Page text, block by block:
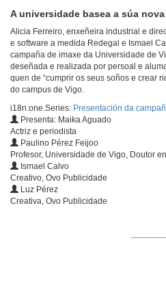
A universidade basea a súa
Alicia Ferreiro, enxeñeira industrial e
e software a medida Redegal e Ismael
campaña de imaxe da Universidade de
deseñada e realizada por persoal e
quen de “cumprir os seus soños e crear
do campus de Vigo.
i18n.one.Series: Presentación da
Presenta: Maika Aguado
Actriz e periodista
Paulino Pérez Feijoo
Profesor, Universidade de Vigo, Doutor
Ismael Calvo
Creativo, Ovo Publicidade
Luz Pérez
Creativa, Ovo Publicidade